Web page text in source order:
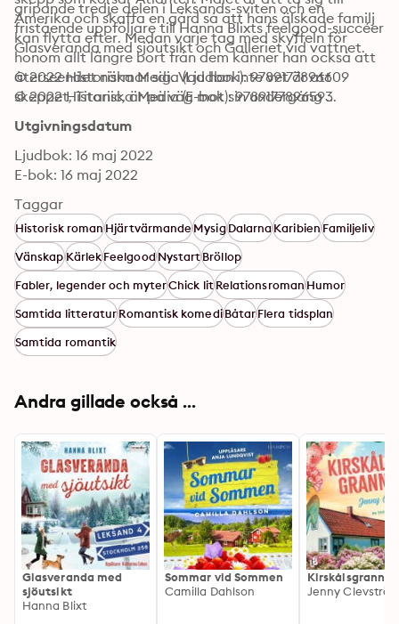
Amerika och skaffa en gård så att hans älskade familj
kan flytta efter. Medan varje tag med skyffeln för
honom allt längre bort från dem känner han också att
återseendet närmar sig. Vad han inte vet är att
gripande tredje delen i Leksands-sviten och en
fristående uppföljare till Hanna Blixts feelgood-succéer
Glasveranda med sjöutsikt och Galleriet vid vattnet.
© 2022 Historiska Media (Ljudbok): 9789177896609
© 2022 Historiska Media (E-bok): 9789177896593
Utgivningsdatum
Ljudbok: 16 maj 2022
E-bok: 16 maj 2022
Taggar
Historisk romanHjärtvärmandeMysigDalarnaKaribienFamiljeliv
VänskapKärlekFeelgoodNystartBröllop
Fabler, legender och myterChick litRelationsromanHumor
Samtida litteraturRomantisk komediBåtarFlera tidsplan
Samtida romantik
Andra gillade också ...
Glasveranda med
sjöutsikt
Hanna Blixt
Sommar vid Sommen
Camilla Dahlson
Kirskålsgrannar
Jenny